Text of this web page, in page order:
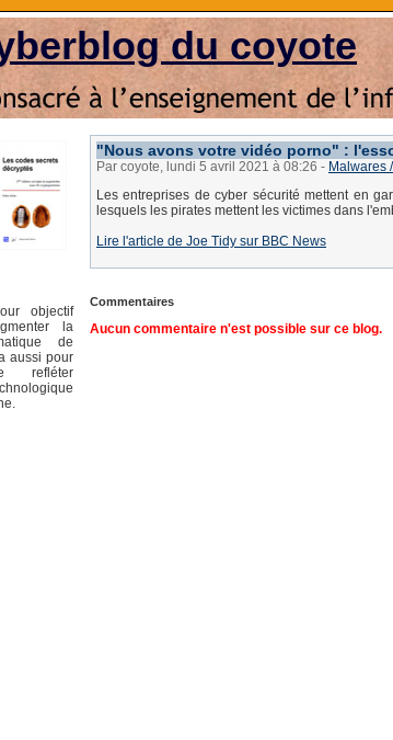
du coyote
objectif
la
de
aussi pour
refléter
"Nous avons votre vidéo porno" :
Par coyote, lundi 5 avril 2021 à 08:26 - Malwares
Les entreprises de cyber sécurité mettent en
lesquels les pirates mettent les victimes dans
Lire l'article de Joe Tidy sur BBC News
Commentaires
Aucun commentaire n'est possible sur ce blog.